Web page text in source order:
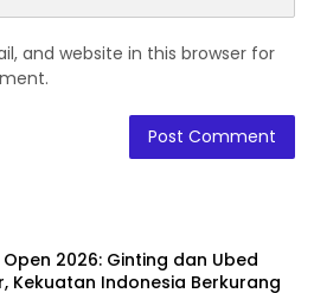
and website in this browser for
2026: Ginting dan Ubed
Kekuatan Indonesia Berkurang